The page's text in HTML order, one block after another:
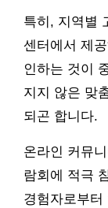
특히, 지역별
센터에서 제
인하는 것이
지지 않은 맞
되곤 합니다.
온라인 커뮤
람회에 적극
경험자로부터